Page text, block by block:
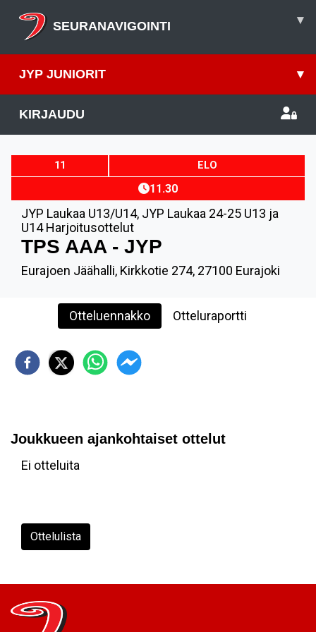
SEURANAVIGOINTI ▾
JYP JUNIORIT ▾
KIRJAUDU
11 ELO
11.30
JYP Laukaa U13/U14, JYP Laukaa 24-25 U13 ja
U14 Harjoitusottelut
TPS AAA - JYP
Eurajoen Jäähalli, Kirkkotie 274, 27100 Eurajoki
Otteluennakko Otteluraportti
Joukkueen ajankohtaiset ottelut
Ei otteluita
Ottelulista